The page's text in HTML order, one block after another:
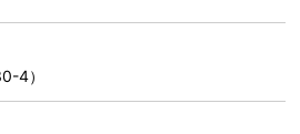
4）